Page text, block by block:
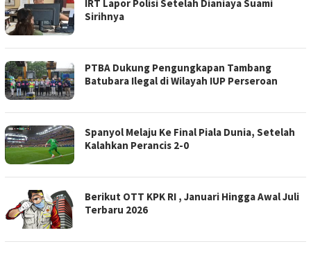
IRT Lapor Polisi Setelah Dianiaya Suami
Sirihnya
PTBA Dukung Pengungkapan Tambang
Batubara Ilegal di Wilayah IUP Perseroan
Spanyol Melaju Ke Final Piala Dunia, Setelah
Kalahkan Perancis 2-0
Berikut OTT KPK RI , Januari Hingga Awal Juli
Terbaru 2026